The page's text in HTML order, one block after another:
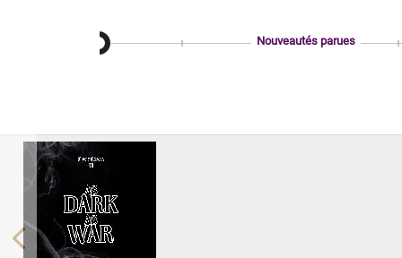
Nouveautés parues
Previous